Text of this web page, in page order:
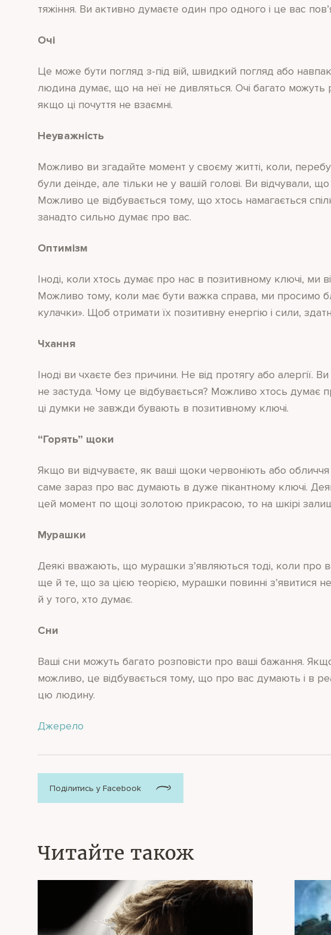
тяжіння. Ви активно думаєте один про одного і це вас
Очі
Це може бути погляд з-під вій, швидкий погляд або
людина думає, що на неї не дивляться. Очі багато можуть
якщо ці почуття не взаємні.
Неуважність
Можливо ви згадайте момент у своєму житті, коли,
були деінде, але тільки не у вашій голові. Ви відчували,
Можливо це відбувається тому, що хтось намагається
занадто сильно думає про вас.
Оптимізм
Іноді, коли хтось думає про нас в позитивному ключі, ми
Можливо тому, коли має бути важка справа, ми просимо
кулачки». Щоб отримати їх позитивну енергію і сили,
Чхання
Іноді ви чхаєте без причини. Не від протягу або алергії.
не застуда. Чому це відбувається? Можливо хтось думає
ці думки не завжди бувають в позитивному ключі.
“Горять” щоки
Якщо ви відчуваєте, як ваші щоки червоніють або
саме зараз про вас думають в дуже пікантному ключі.
цей момент по щоці золотою прикрасою, то на шкірі
Мурашки
Деякі вважають, що мурашки з’являються тоді, коли про
ще й те, що за цією теорією, мурашки повинні з’явитися
й у того, хто думає.
Сни
Ваші сни можуть багато розповісти про ваші бажання.
можливо, це відбувається тому, що про вас думають і в
цю людину.
Джерело
Поділитись у Facebook
Читайте також